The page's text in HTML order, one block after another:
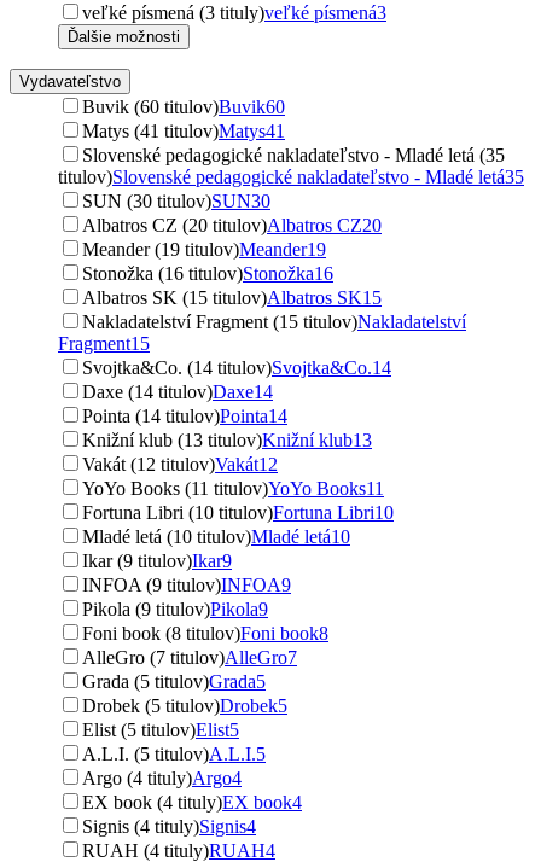
veľké písmená (3 tituly)veľké písmená3
Ďalšie možnosti
Vydavateľstvo
Buvik (60 titulov)Buvik60
Matys (41 titulov)Matys41
Slovenské pedagogické nakladateľstvo - Mladé letá (35
titulov)Slovenské pedagogické nakladateľstvo - Mladé letá35
SUN (30 titulov)SUN30
Albatros CZ (20 titulov)Albatros CZ20
Meander (19 titulov)Meander19
Stonožka (16 titulov)Stonožka16
Albatros SK (15 titulov)Albatros SK15
Nakladatelství Fragment (15 titulov)Nakladatelství
Fragment15
Svojtka&Co. (14 titulov)Svojtka&Co.14
Daxe (14 titulov)Daxe14
Pointa (14 titulov)Pointa14
Knižní klub (13 titulov)Knižní klub13
Vakát (12 titulov)Vakát12
YoYo Books (11 titulov)YoYo Books11
Fortuna Libri (10 titulov)Fortuna Libri10
Mladé letá (10 titulov)Mladé letá10
Ikar (9 titulov)Ikar9
INFOA (9 titulov)INFOA9
Pikola (9 titulov)Pikola9
Foni book (8 titulov)Foni book8
AlleGro (7 titulov)AlleGro7
Grada (5 titulov)Grada5
Drobek (5 titulov)Drobek5
Elist (5 titulov)Elist5
A.L.I. (5 titulov)A.L.I.5
Argo (4 tituly)Argo4
EX book (4 tituly)EX book4
Signis (4 tituly)Signis4
RUAH (4 tituly)RUAH4